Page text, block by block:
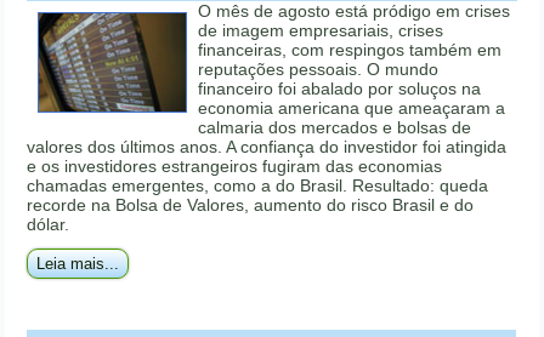
O mês de agosto está pródigo em crises
de imagem empresariais, crises
financeiras, com respingos também em
reputações pessoais. O mundo
financeiro foi abalado por soluços na
economia americana que ameaçaram a
calmaria dos mercados e bolsas de
valores dos últimos anos. A confiança do investidor foi atingida
e os investidores estrangeiros fugiram das economias
chamadas emergentes, como a do Brasil. Resultado: queda
recorde na Bolsa de Valores, aumento do risco Brasil e do
dólar.
Leia mais...